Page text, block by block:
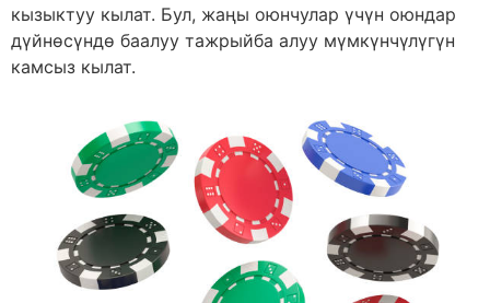
кызыктуу кылат. Бул, жаңы оюнчулар үчүн оюндар
дүйнөсүндө баалуу тажрыйба алуу мүмкүнчүлүгүн
камсыз кылат.